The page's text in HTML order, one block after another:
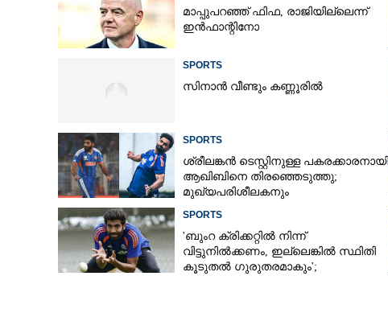
മാപ്പുപറഞ്ഞ് ഫിഫ, രാജിയില്ലെന്ന്
ഇൻഫാന്റിനോ
SPORTS
സിനാൻ വീണ്ടും കണ്ണൂരിൽ
SPORTS
ശ്രീലങ്കൻ ടെസ്റ്റിനുള്ള പകരക്കാരനായി
ആഖിബിനെ തിരഞ്ഞെടുത്തു;
മുഖ്യപരിശീലകനും
SPORTS
'ബുംറ ക്രിക്കറ്റിൽ നിന്ന്
വിട്ടുനിൽക്കണം, ഇല്ലെങ്കിൽ സ്ഥിതി
കൂടുതൽ ഗുരുതരമാകും';